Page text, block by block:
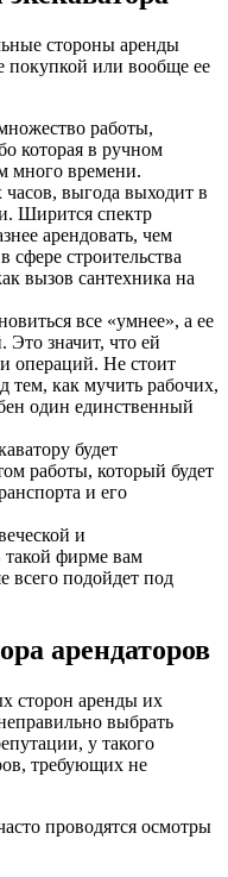
стороны аренды
покупкой или вообще ее
работы,
которая в ручном
много времени.
выгода выходит в
Ширится спектр
арендовать, чем
сфере строительства
вызов сантехника на
все «умнее», а ее
Это значит, что ей
операций. Не стоит
тем, как мучить рабочих,
один единственный
будет
работы, который будет
и его
и
фирме вам
всего подойдет под
арендаторов
сторон аренды их
выбрать
у такого
требующих не
проводятся осмотры